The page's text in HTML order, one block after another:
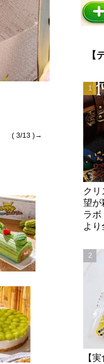
( 3/13 )→
【
ク
望が
ラ
よ
【